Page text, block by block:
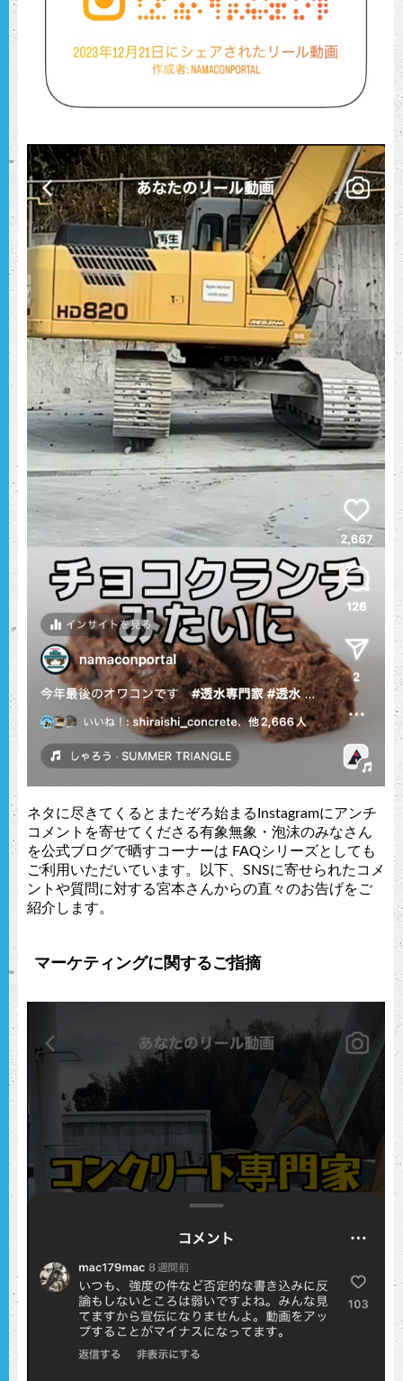
ネタに尽きてくるとまたぞろ始まるInstagramにアンチ
コメントを寄せてくださる有象無象・泡沫のみなさん
を公式ブログで晒すコーナーは FAQシリーズとしても
ご利用いただいています。以下、SNSに寄せられたコメ
ントや質問に対する宮本さんからの直々のお告げをご
紹介します。
マーケティングに関するご指摘